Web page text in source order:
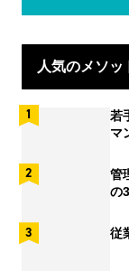
人気のメソッ
若
マ
管
の
従